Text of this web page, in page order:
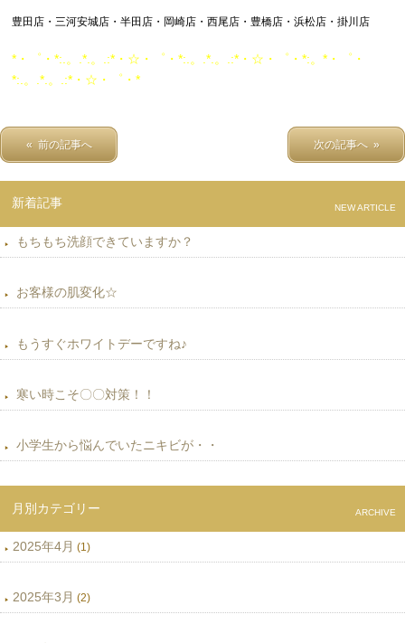
豊田店・三河安城店・半田店・岡崎店・西尾店・豊橋店・浜松店・掛川店
*・゜・*:.。.*.。.:*・☆・゜・*:.。.*.。.:*・☆・゜・*:。*・゜・
*:.。.*.。.:*・☆・゜・*
« 前の記事へ 次の記事へ »
新着記事 NEW ARTICLE
もちもち洗顔できていますか？
お客様の肌変化☆
もうすぐホワイトデーですね♪
寒い時こそ〇〇対策！！
小学生から悩んでいたニキビが・・
月別カテゴリー ARCHIVE
2025年4月 (1)
2025年3月 (2)